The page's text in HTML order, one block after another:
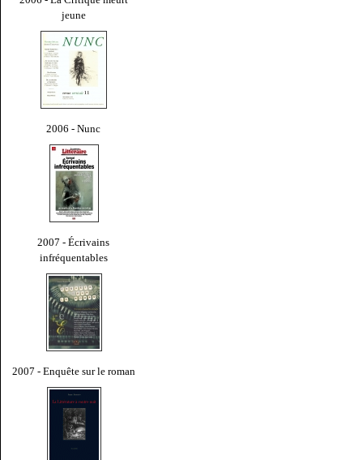
jeune
2006 - Nunc
2007 - Écrivains
infréquentables
2007 - Enquête sur le roman